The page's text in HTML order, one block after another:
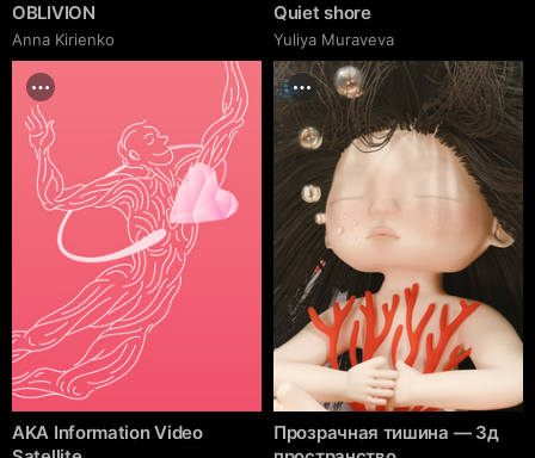
OBLIVION
Anna Kirienko
Quiet shore
Yuliya Muraveva
AKA Information Video
Прозрачная тишина — 3д